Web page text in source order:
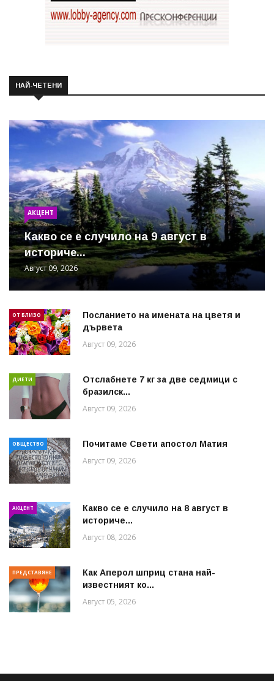
НАЙ-ЧЕТЕНИ
АКЦЕНТ
Какво се е случило на 9 август в
историче...
Август 09, 2026
ОТ БЛИЗО
Посланието на имената на цветя и
дървета
Август 09, 2026
ДИЕТИ
Отслабнете 7 кг за две седмици с
бразилск...
Август 09, 2026
ОБЩЕСТВО Почитаме Свети апостол Матия
Август 09, 2026
АКЦЕНТ
Какво се е случило на 8 август в
историче...
Август 08, 2026
ПРЕДСТАВЯНЕ
Как Аперол шприц стана най-
известният ко...
Август 05, 2026